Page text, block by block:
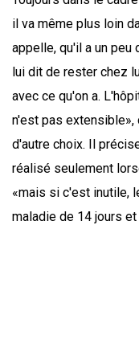
il va même plus loin
appelle, qu'il a un peu
lui dit de rester chez
avec ce qu'on a.
n'est pas extensible»,
d'autre choix. Il
réalisé seulement
«mais si c'est inutile,
maladie de 14 jours